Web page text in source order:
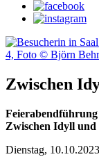
Zwischen
Feierabendführung
Zwischen Idyll und
Dienstag,